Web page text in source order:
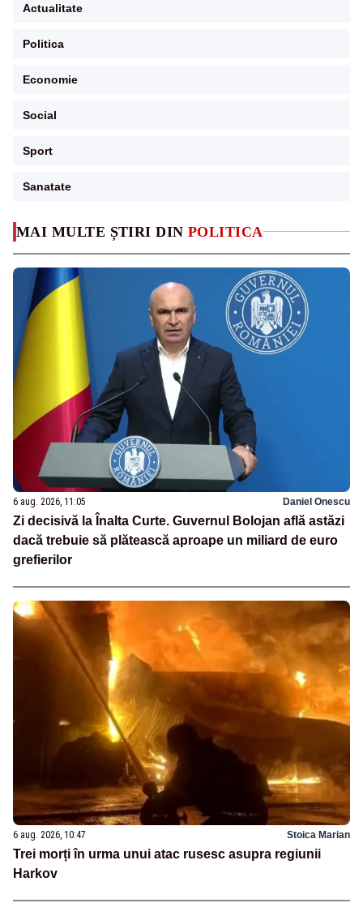
MAI MULTE ȘTIRI DIN POLITICA
6 aug. 2026, 11:05 Daniel Onescu
Zi decisivă la Înalta Curte. Guvernul Bolojan află astăzi
dacă trebuie să plătească aproape un miliard de euro
grefierilor
6 aug. 2026, 10:47 Stoica Marian
Trei morți în urma unui atac rusesc asupra regiunii
Harkov
Actualitate
Politica
Economie
Social
Sport
Sanatate